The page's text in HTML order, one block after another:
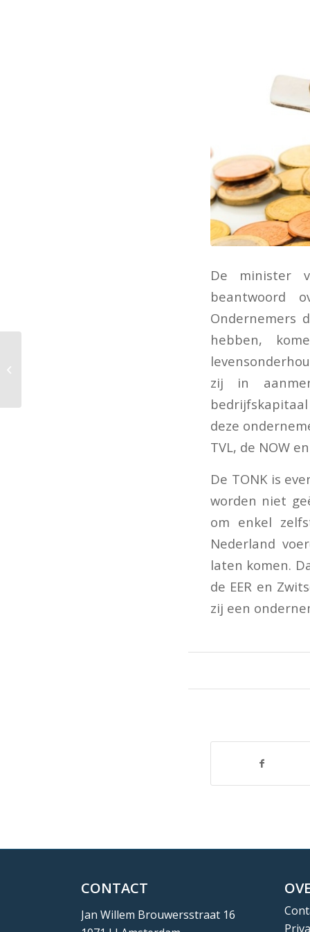
De minister
beantwoord
Ondernemers
hebben,
zij in
deze
TVL, de NOW
De TONK is
worden niet
om enkel
Nederland
laten komen.
de EER en
zij een
CONTACT
Jan Willem Brouwersstraat 16